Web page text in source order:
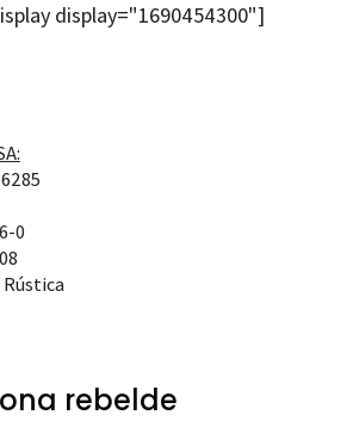
display="1690454300"]
0
rebelde